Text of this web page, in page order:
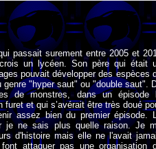
passait surement entre 2005 et
un lycéen. Son père qui était
pouvait développer des espèces
"hyper saut" ou "double saut".
de monstres, dans un épisode
et qui s’avérait être très doué
assez bien du premier épisode.
je ne sais plus quelle raison. Je
d'histoire mais elle ne l'avait
attaquer pas une organisation